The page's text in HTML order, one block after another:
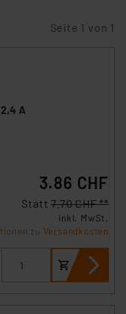
Seite 1 von 1
A
3.86 CHF
Statt7.70 CHF **
inkl. MwSt.
zu Versandkosten